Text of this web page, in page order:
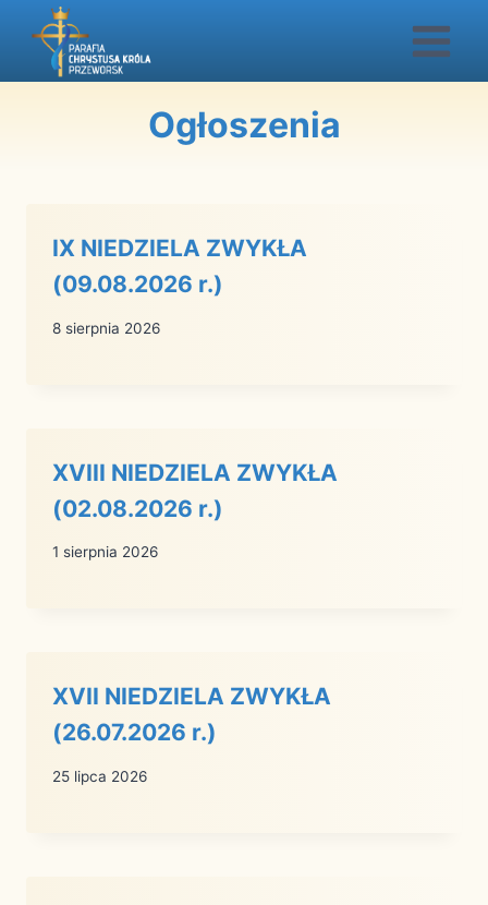
Przejdź
Ogłoszenia
IX NIEDZIELA ZWYKŁA
(09.08.2026 r.)
8 sierpnia 2026
XVIII NIEDZIELA ZWYKŁA
(02.08.2026 r.)
1 sierpnia 2026
XVII NIEDZIELA ZWYKŁA
(26.07.2026 r.)
25 lipca 2026